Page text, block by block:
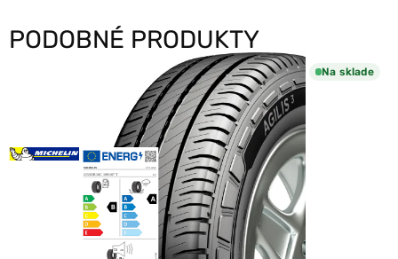
PODOBNÉ PRODUKTY
Na sklade